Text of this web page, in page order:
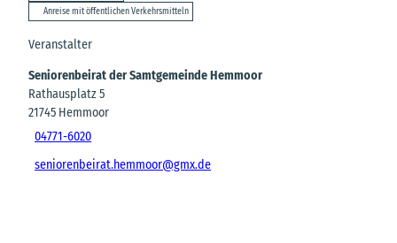
Anreise mit öffentlichen Verkehrsmitteln
Veranstalter
Seniorenbeirat der Samtgemeinde Hemmoor
Rathausplatz 5
21745 Hemmoor
04771-6020
seniorenbeirat.hemmoor@gmx.de